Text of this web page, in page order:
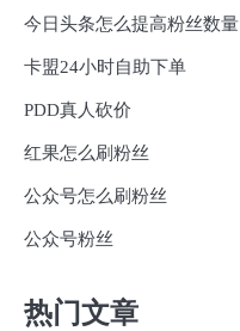
今日头条怎么提高粉丝数量
卡盟24小时自助下单
PDD真人砍价
红果怎么刷粉丝
公众号怎么刷粉丝
公众号粉丝
热门文章